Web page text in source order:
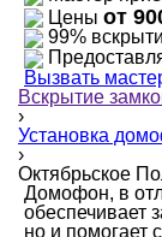
Цены от
99%
Вызвать
Вскрытие
›
Установка
›
Октябрьское
Домофон, в
обеспечивает
но и помогает